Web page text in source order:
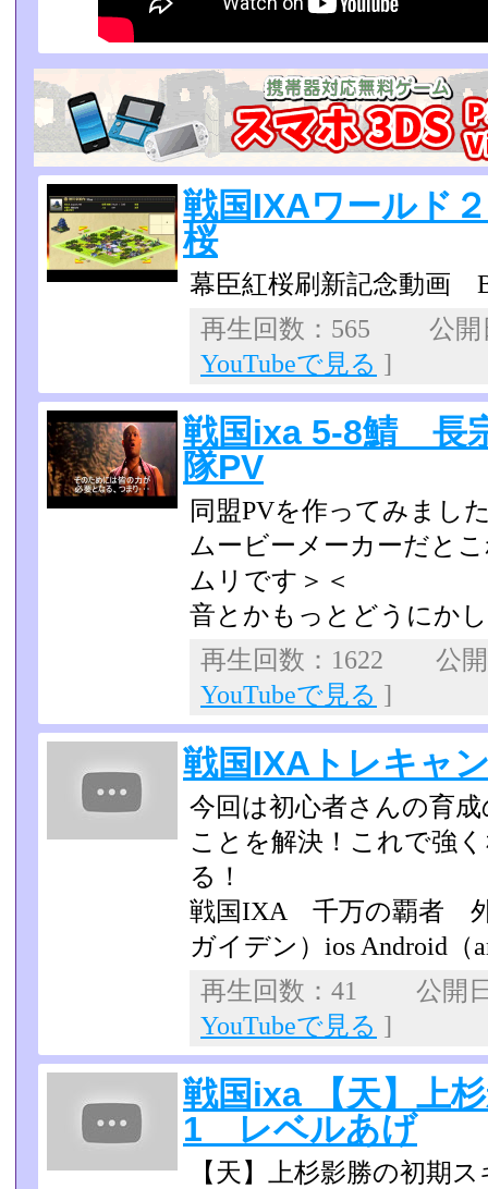
戦国IXAワールド
桜
幕臣紅桜刷新記念動画
再生回数：565 公
YouTubeで見る ]
戦国ixa 5-8鯖 長
隊PV
同盟PVを作ってみまし
ムービーメーカーだと
ムリです＞＜
音とかもっとどうにか
再生回数：1622 公
YouTubeで見る ]
戦国IXAトレキャ
今回は初心者さんの育
ことを解決！これで強
る！
戦国IXA 千万の覇者
ガイデン）ios Android（
再生回数：41 公開
YouTubeで見る ]
戦国ixa 【天】上
1 レベルあげ
【天】上杉影勝の初期